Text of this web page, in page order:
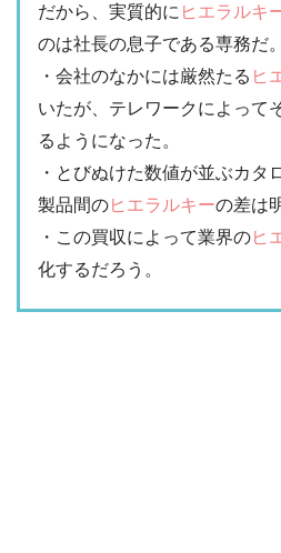
だから、実質的に ヒエラルキ
のは社長の息子である専務だ。
・会社のなかには厳然たる ヒ
いたが、テレワークによって
るようになった。
・とびぬけた数値が並ぶカタ
製品間のヒエラルキーの差は
・この買収によって業界のヒ
化するだろう。